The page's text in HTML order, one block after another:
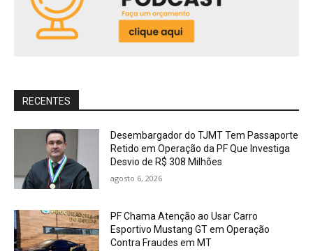
RECENTES
Desembargador do TJMT Tem Passaporte
Retido em Operação da PF Que Investiga
Desvio de R$ 308 Milhões
agosto 6, 2026
PF Chama Atenção ao Usar Carro
Esportivo Mustang GT em Operação
Contra Fraudes em MT